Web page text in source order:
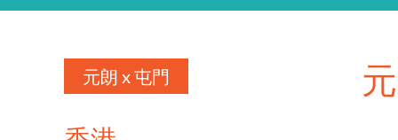
元朗 x 屯門